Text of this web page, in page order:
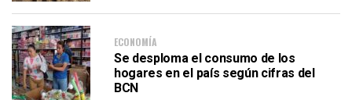
ECONOMÍA
Se desploma el consumo de los
hogares en el país según cifras del
BCN